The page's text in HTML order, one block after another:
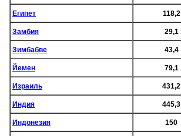
Египет 118,2
Замбия 29,1
Зимбабве 43,4
Йемен 79,1
Израиль 431,2
Индия 445,3
Индонезия 150